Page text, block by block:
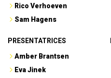
Rico Verhoeven
Sam Hagens
PRESENTATRICES
Amber Brantsen
Eva Jinek